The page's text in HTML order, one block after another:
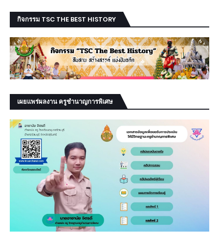
กิจกรรม TSC THE BEST HISTORY
เผยแพร่ผลงาน ครูชำนาญการพิเศษ